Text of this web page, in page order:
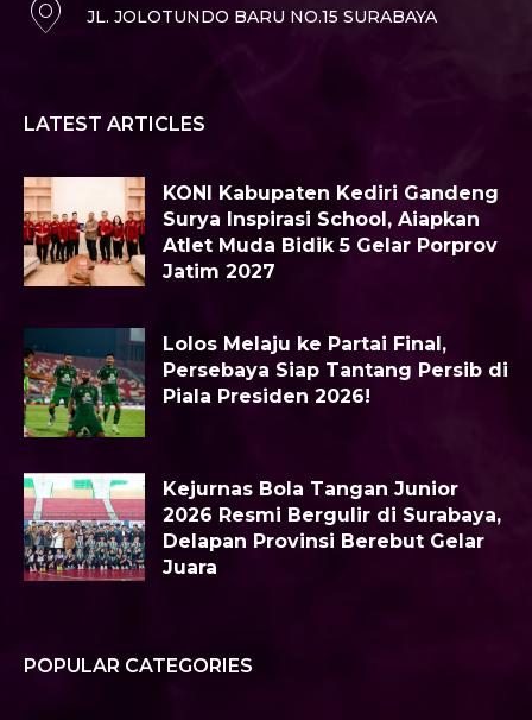
JL. JOLOTUNDO BARU NO.15 SURABAYA
LATEST ARTICLES
KONI Kabupaten Kediri Gandeng
Surya Inspirasi School, Aiapkan
Atlet Muda Bidik 5 Gelar Porprov
Jatim 2027
Lolos Melaju ke Partai Final,
Persebaya Siap Tantang Persib di
Piala Presiden 2026!
Kejurnas Bola Tangan Junior
2026 Resmi Bergulir di Surabaya,
Delapan Provinsi Berebut Gelar
Juara
POPULAR CATEGORIES